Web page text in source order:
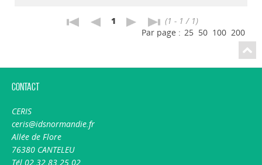
1
(1 - 1 / 1)
Par page : 25 50 100 200
Contact
CERIS
ceris@idsnormandie.fr
Allée de Flore
76380 CANTELEU
Tél 02.32.83.25.02